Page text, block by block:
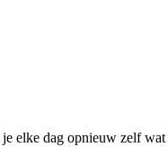
elke dag opnieuw zelf